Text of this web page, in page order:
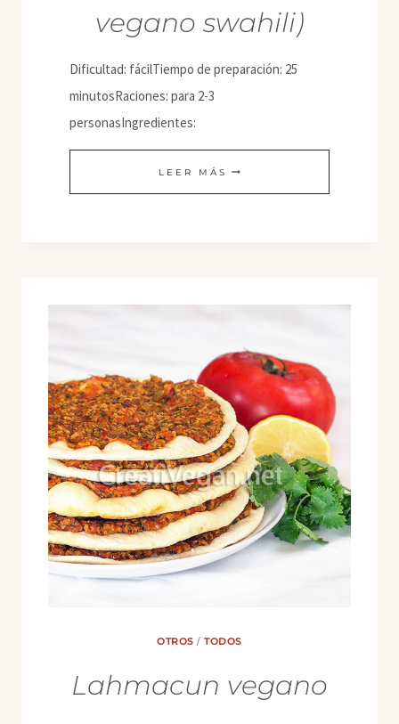
vegano swahili)
Dificultad: fácilTiempo de preparación: 25
minutosRaciones: para 2-3
personasIngredientes:
LEER MÁS MCHUZI
WA
PESCADO
SWAHILI)
OTROS /TODOS
Lahmacun vegano